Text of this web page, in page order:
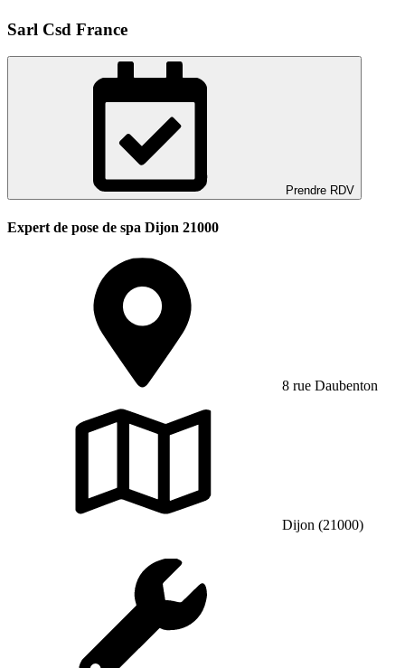
Sarl Csd France
Prendre RDV
Expert de pose de spa Dijon 21000
8 rue Daubenton
Dijon (21000)